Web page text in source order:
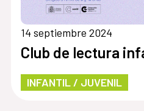
14 septiembre 2024
Club de lectura
INFANTIL / JUVENIL